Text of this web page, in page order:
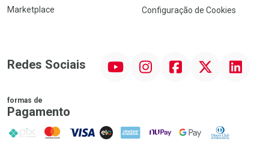
Marketplace
Configuração de Cookies
Redes Sociais InstagramFacebook Linkedin
formas de
Pagamento
PIX MasterCard
VISA ELO AMEX NuPay Google PayDiners Club